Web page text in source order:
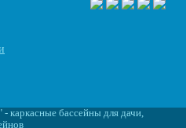
бассейны для дачи,